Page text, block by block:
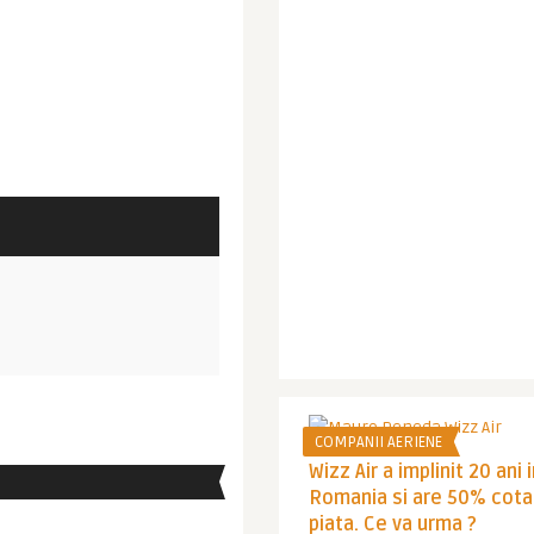
COMPANII AERIENE
Wizz Air a implinit 20 ani
Romania si are 50%
piata. Ce va urma ?